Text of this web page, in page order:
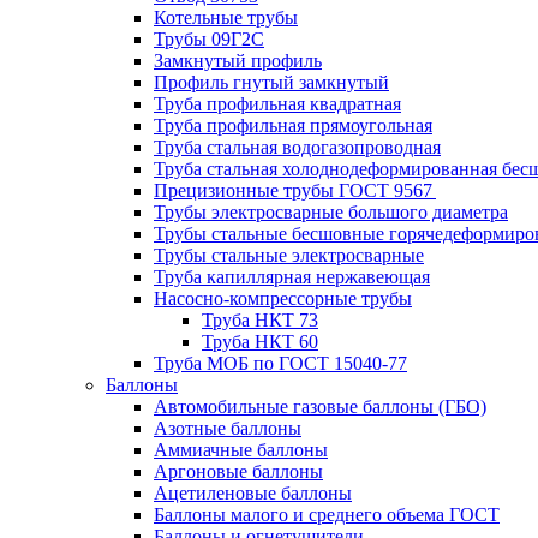
Котельные трубы
Трубы 09Г2С
Замкнутый профиль
Профиль гнутый замкнутый
Труба профильная квадратная
Труба профильная прямоугольная
Труба стальная водогазопроводная
Труба стальная холоднодеформированная
Прецизионные трубы ГОСТ 9567
Трубы электросварные большого диаметра
Трубы стальные бесшовные
Трубы стальные электросварные
Труба капиллярная нержавеющая
Насосно-компрессорные трубы
Труба НКТ 73
Труба НКТ 60
Труба МОБ по ГОСТ 15040-77
Баллоны
Автомобильные газовые баллоны (ГБО)
Азотные баллоны
Аммиачные баллоны
Аргоновые баллоны
Ацетиленовые баллоны
Баллоны малого и среднего объема ГОСТ